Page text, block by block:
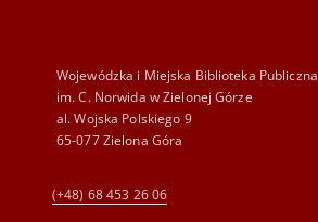
Wojewódzka i Miejska Biblioteka Publiczna
im. C. Norwida w Zielonej Górze
al. Wojska Polskiego 9
65-077 Zielona Góra
(+48) 68 453 26 06